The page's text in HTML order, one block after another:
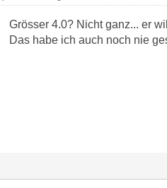
Grösser 4.0? Nicht ganz... er
Das habe ich auch noch nie